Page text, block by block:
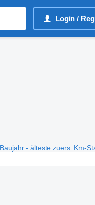
Login /
Baujahr - älteste zuerst Km-